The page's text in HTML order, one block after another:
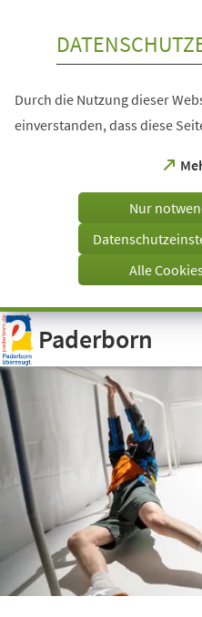
Visuelle
Assistenzsoftware
öffnen.
Durch die Nutzung dieser
einverstanden, dass diese
einem
Tab)
Nur
Alle
Paderborn